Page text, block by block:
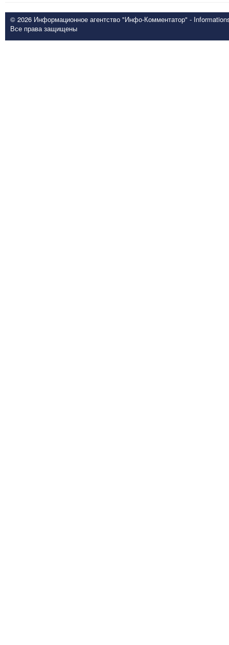
© 2026 Информационное агентство "Инфо-Комментатор" -
Все права защищены